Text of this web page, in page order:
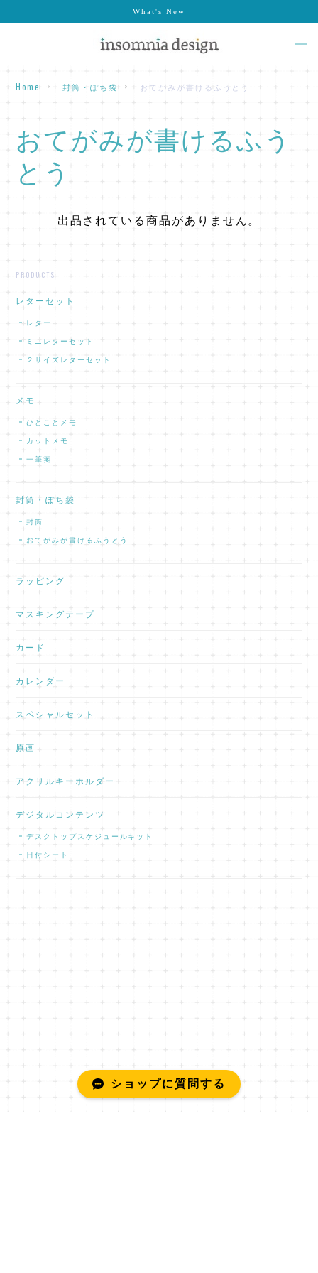
What's New
Home 封筒・ぽち袋 おてがみが書けるふうとう
おてがみが書けるふう
とう
出品されている商品がありません。
PRODUCTS
レターセット
レター
ミニレターセット
２サイズレターセット
メモ
ひとことメモ
カットメモ
一筆箋
封筒・ぽち袋
封筒
おてがみが書けるふうとう
ラッピング
マスキングテープ
カード
カレンダー
スペシャルセット
原画
アクリルキーホルダー
デジタルコンテンツ
デスクトップスケジュールキット
日付シート
ショップに質問する